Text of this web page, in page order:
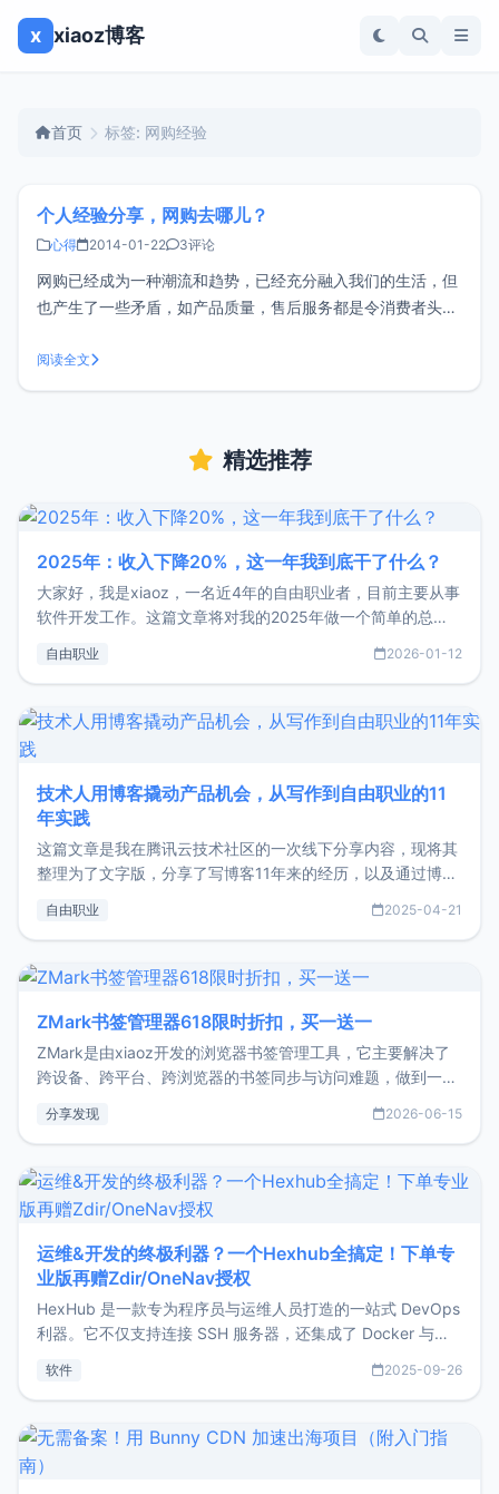
x xiaoz博客
首页 标签: 网购经验
个人经验分享，网购去哪儿？
心得 2014-01-22 3评论
网购已经成为一种潮流和趋势，已经充分融入我们的生活，但
也产生了一些矛盾，如产品质量，售后服务都是令消费者头疼
人，今天和大家扯扯淡，谈谈我的看法，也欢迎各位吐槽。
<br/ >首先我们来了解一下电商的三大类：C2C：个人与个人
阅读全文
精选推荐
2025年：收入下降20%，这一年我到底干了什么？
大家好，我是xiaoz，一名近4年的自由职业者，目前主要从事
软件开发工作。这篇文章将对我的2025年做一个简单的总
收入下降20%，但却过得很充实，2026年不求突破，但求保
目，主要包括：Zu
自由职业 2026-01-12
技术人用博客撬动产品机会，从写作到自由职业的11
年实践
这篇文章是我在腾讯云技术社区的一次线下分享内容，现将其
整理为了文字版，分享了写博客11年来的经历，以及通过博客
了我的首个产品ImgURL的真实数据和产品现状。自我介绍大
转自由职业3年，目前
自由职业 2025-04-21
ZMark书签管理器618限时折扣，买一送一
ZMark是由xiaoz开发的浏览器书签管理工具，它主要解决了
跨设备、跨平台、跨浏览器的书签同步与访问难题，做到一处
用，让管理更高效。ZMark官网地址：
Hono.js
分享发现 2026-06-15
运维&开发的终极利器？一个Hexhub全搞定！下单专
业版再赠Zdir/OneNav授权
HexHub 是一款专为程序员与运维人员打造的一站式 DevOps
利器。它不仅支持连接 SSH 服务器，还集成了 Docker 与常
件间频繁切换，仅凭 HexHub 即可同时搞定运维与数据库操
软件 2025-09-26